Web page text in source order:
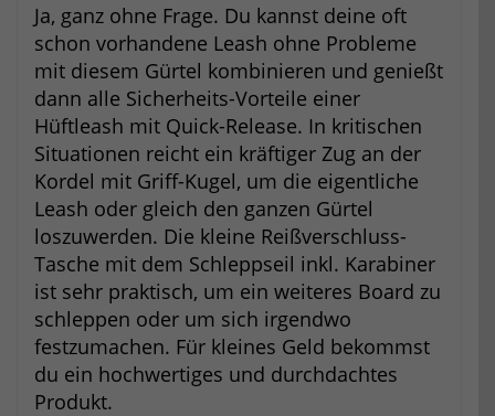
Ja, ganz ohne Frage. Du kannst deine oft
schon vorhandene Leash ohne Probleme
mit diesem Gürtel kombinieren und genießt
dann alle Sicherheits-Vorteile einer
Hüftleash mit Quick-Release. In kritischen
Situationen reicht ein kräftiger Zug an der
Kordel mit Griff-Kugel, um die eigentliche
Leash oder gleich den ganzen Gürtel
loszuwerden. Die kleine Reißverschluss-
Tasche mit dem Schleppseil inkl. Karabiner
ist sehr praktisch, um ein weiteres Board zu
schleppen oder um sich irgendwo
festzumachen. Für kleines Geld bekommst
du ein hochwertiges und durchdachtes
Produkt.